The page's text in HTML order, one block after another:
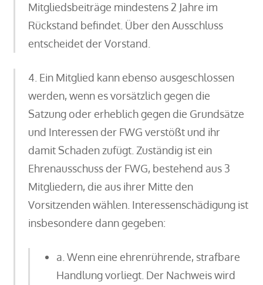
Mitgliedsbeiträge mindestens 2 Jahre im
Rückstand befindet. Über den Ausschluss
entscheidet der Vorstand.
4. Ein Mitglied kann ebenso ausgeschlossen
werden, wenn es vorsätzlich gegen die
Satzung oder erheblich gegen die Grundsätze
und Interessen der FWG verstößt und ihr
damit Schaden zufügt. Zuständig ist ein
Ehrenausschuss der FWG, bestehend aus 3
Mitgliedern, die aus ihrer Mitte den
Vorsitzenden wählen. Interessenschädigung ist
insbesondere dann gegeben:
a. Wenn eine ehrenrührende, strafbare
Handlung vorliegt. Der Nachweis wird